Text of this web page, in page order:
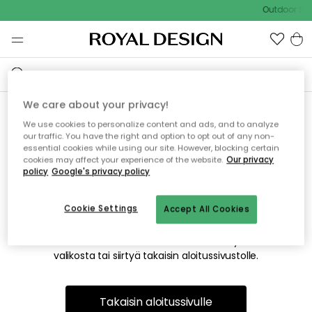
Outdoor
Emme valitettavasti löydä
etsimääsi sivua
Tämä voi johtua siitä, että sivua ei enää ole tai siitä, että se
on siirretty muualle. Pahoittelemme tästä mahdollisesti
valikosta tai siirtyä takaisin aloitussivustolle.
Takaisin aloitussivulle
We care about your privacy!
We use cookies to personalize content and ads, and to analyze
our traffic. You have the right and option to opt out of any non-
essential cookies while using our site. However, blocking certain
cookies may affect your experience of the website. Our privacy
policy Google's privacy policy
Accept All Cookies
Cookie Settings